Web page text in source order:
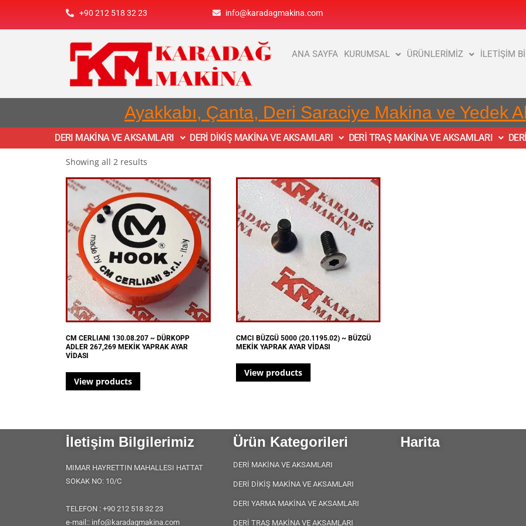
+90 212 518 32 23 info@karadagmakina.com
ANA SAYFA KURUMSAL ÜRÜNLERİMİZ İLETİŞİM
Ayakkabı, Çanta, Deri Saraciye Makina ve Yedek
DERI MAKİNA VE AKSAMLARI DERİ DİKİŞ MAKİNA VE AKSAMLARI DERİ TRAŞ MAKİNA VE AKSAMLARI
Showing all 2 results
CM CERLIANI 130.08.207 ~ DÜRKOPP
ADLER 267,269 MEKİK YAPRAK AYAR
VİDASI
View products
CMCI BÜZGÜ 5000 (20.1195.02) ~ BÜZGÜ
MEKİK YAPRAK AYAR VİDASI
View products
İletişim Bilgilerimiz
MIMAR HAYRETTIN MAHALLESI HATTAT
SOKAK NO: 10/C
TELEFON : +90 212 518 32 23
e-mail:: info@karadagmakina.com
Ürün Kategorileri
DERİ MAKİNA VE AKSAMLARI
DERİ DİKİŞ MAKİNA VE AKSAMLARI
DERI YARMA MAKİNA VE AKSAMLARI
DERİ TRAŞ MAKİNA VE AKSAMLARI
Harita